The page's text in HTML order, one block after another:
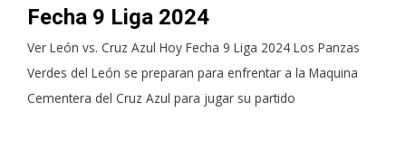
Fecha 9 Liga 2024
Ver León vs. Cruz Azul Hoy Fecha 9 Liga 2024 Los Panzas
Verdes del León se preparan para enfrentar a la Maquina
Cementera del Cruz Azul para jugar su partido